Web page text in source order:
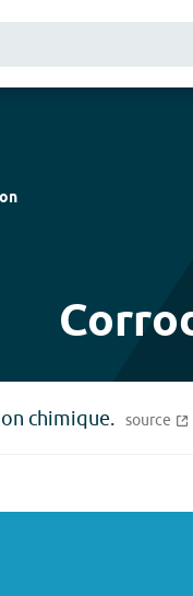
chimique. source